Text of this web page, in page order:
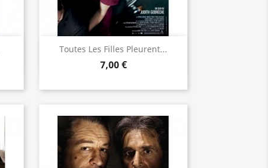
Toutes Les Filles Pleurent...
7,00 €
 Aperçu rapide